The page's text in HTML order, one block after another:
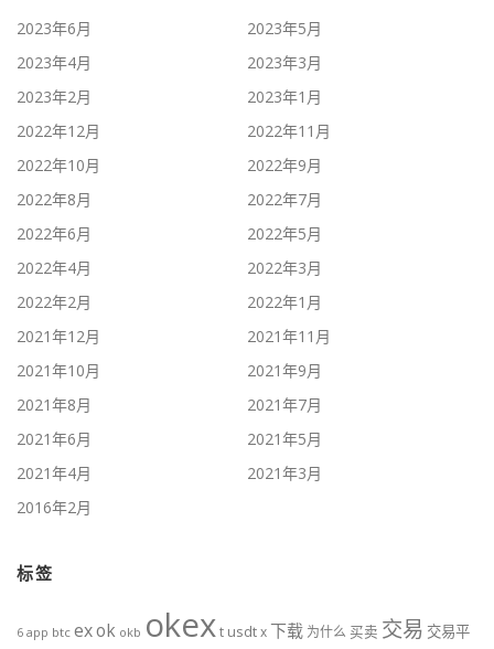
2023年6月
2023年5月
2023年4月
2023年3月
2023年2月
2023年1月
2022年12月
2022年11月
2022年10月
2022年9月
2022年8月
2022年7月
2022年6月
2022年5月
2022年4月
2022年3月
2022年2月
2022年1月
2021年12月
2021年11月
2021年10月
2021年9月
2021年8月
2021年7月
2021年6月
2021年5月
2021年4月
2021年3月
2016年2月
标签
6 app btc exok okb okext usdtx下载 为什么 买卖 交易 交易平